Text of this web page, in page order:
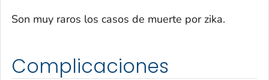
Son muy raros los casos de muerte por zika.
Complicaciones